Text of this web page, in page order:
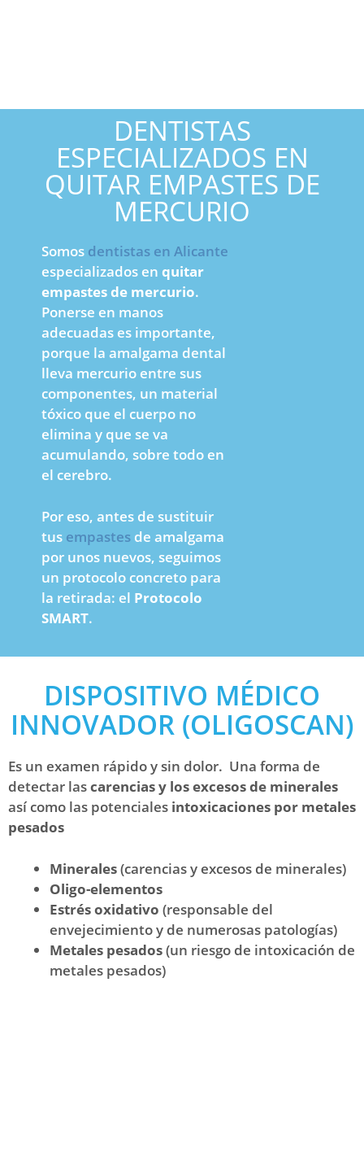
DENTISTAS
ESPECIALIZADOS EN
QUITAR EMPASTES DE
MERCURIO
Somos dentistas en Alicante
especializados en quitar
empastes de mercurio.
Ponerse en manos
adecuadas es importante,
porque la amalgama dental
lleva mercurio entre sus
componentes, un material
tóxico que el cuerpo no
elimina y que se va
acumulando, sobre todo en
el cerebro.
Por eso, antes de sustituir
tus empastesde amalgama
por unos nuevos, seguimos
un protocolo concreto para
la retirada: el Protocolo
SMART.
DISPOSITIVO MÉDICO
INNOVADOR (OLIGOSCAN)
Es un examen rápido y sin dolor. Una forma de
detectar lascarencias y los excesos de minerales
así como las potenciales intoxicaciones por metales
pesados
Minerales(carencias y excesos de minerales)
Oligo-elementos
Estrés oxidativo (responsable del
envejecimiento y de numerosas patologías)
Metales pesados(un riesgo de intoxicación de
metales pesados)